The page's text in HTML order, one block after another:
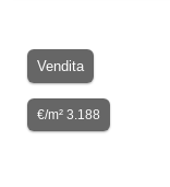
Vendita
€/m² 3.188